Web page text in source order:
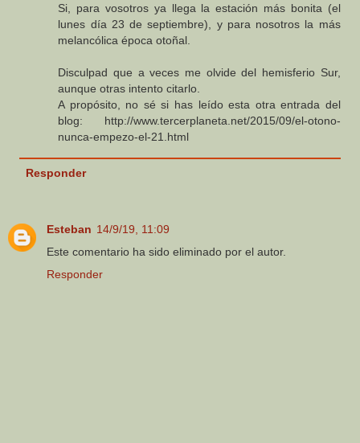
Si, para vosotros ya llega la estación más bonita (el
lunes día 23 de septiembre), y para nosotros la más
melancólica época otoñal.
Disculpad que a veces me olvide del hemisferio Sur,
aunque otras intento citarlo.
A propósito, no sé si has leído esta otra entrada del
blog: http://www.tercerplaneta.net/2015/09/el-otono-
nunca-empezo-el-21.html
Responder
Esteban 14/9/19, 11:09
Este comentario ha sido eliminado por el autor.
Responder